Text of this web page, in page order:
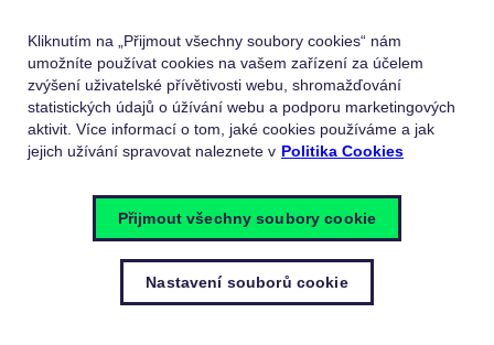
Jazykové verze
English
Kliknutím na „Přijmout všechny soubory cookies“ nám
umožníte používat cookies na vašem zařízení za účelem
zvýšení uživatelské přívětivosti webu, shromažďování
statistických údajů o úžívání webu a podporu marketingových
aktivit. Více informací o tom, jaké cookies používáme a jak
jejich užívání spravovat naleznete v Politika Cookies
Nastavení souborů cookie
Přijmout všechny soubory cookie